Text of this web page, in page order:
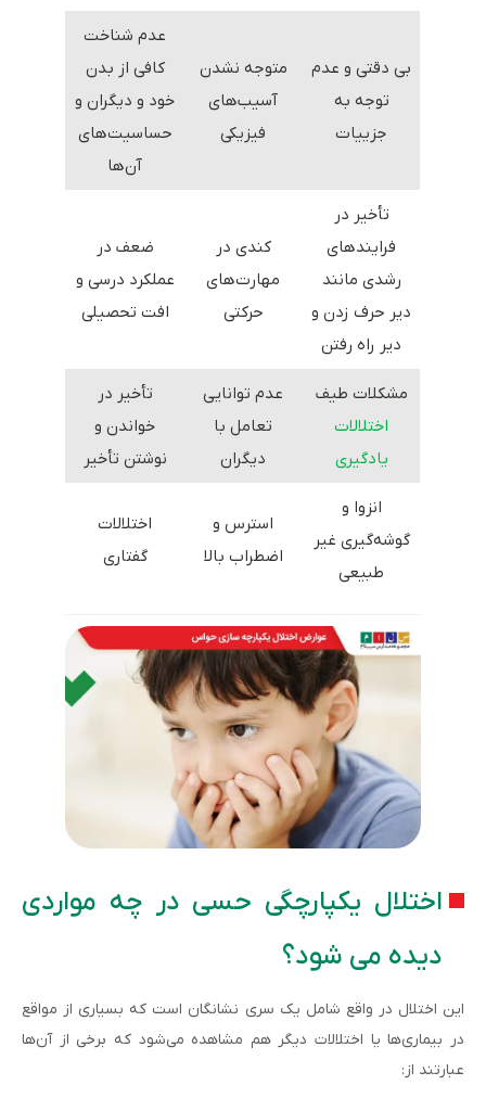
بی دقتی و عدم
توجه به
جزییات
متوجه نشدن
آسیب‌های
فیزیکی
عدم شناخت
کافی از بدن
خود و دیگران و
حساسیت‌های
آن‌ها
تأخیر در
فرایندهای
رشدی مانند
دیر حرف زدن و
دیر راه رفتن
کندی در
مهارت‌های
حرکتی
ضعف در
عملکرد درسی و
افت تحصیلی
مشکلات طیف
اختلالات
یادگیری
عدم توانایی
تعامل با
دیگران
تأخیر در
خواندن و
نوشتن تأخیر
انزوا و
گوشه‌گیری غیر
طبیعی
استرس و
اضطراب بالا
اختلالات
گفتاری
اختلال یکپارچگی حسی در چه مواردی
دیده می شود؟
این اختلال در واقع شامل یک سری نشانگان است که بسیاری از مواقع
در بیماری‌ها یا اختلالات دیگر هم مشاهده می‌شود که برخی از آن‌ها
عبارتند از: